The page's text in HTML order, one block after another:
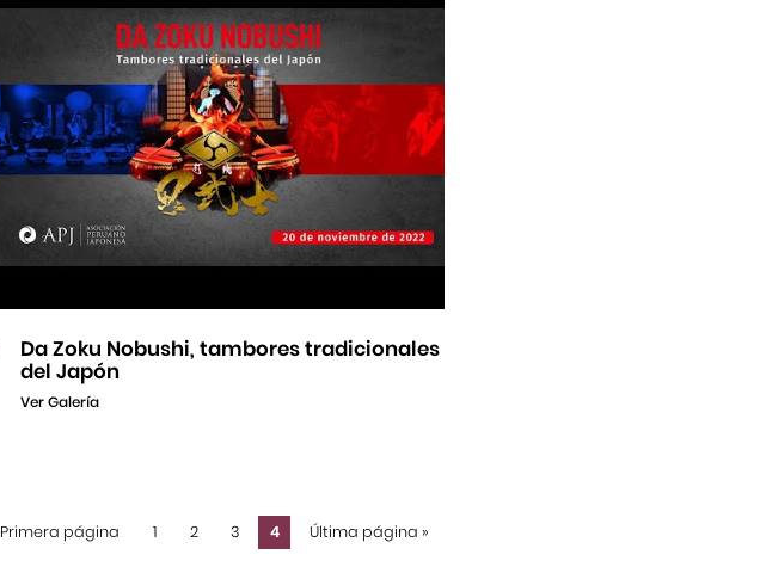
Da Zoku Nobushi, tambores tradicionales
del Japón
Ver Galería
Primera página 1 2 3 4 Última página »